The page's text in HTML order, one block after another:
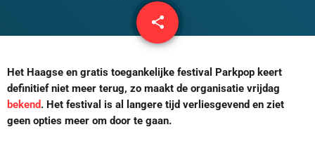
share
email
Het Haagse en gratis toegankelijke festival Parkpop keert
definitief niet meer terug, zo maakt de organisatie vrijdag
bekend. Het festival is al langere tijd verliesgevend en ziet
geen opties meer om door te gaan.